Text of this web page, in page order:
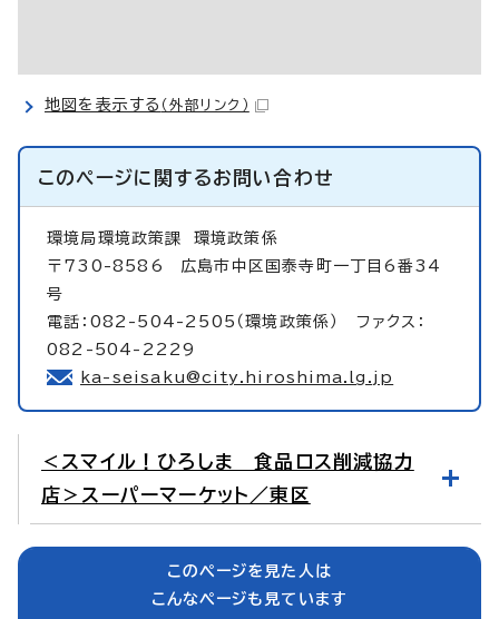
地図を表示する （外部リンク）
このページに関するお問い合わせ
環境局環境政策課 環境政策係
〒730-8586 広島市中区国泰寺町一丁目6番34
号
電話：082-504-2505（環境政策係） ファクス：
082-504-2229
ka-seisaku@city.hiroshima.lg.jp
＜スマイル！ひろしま 食品ロス削減協力
店＞スーパーマーケット／東区
このページを見た人は
こんなページも見ています